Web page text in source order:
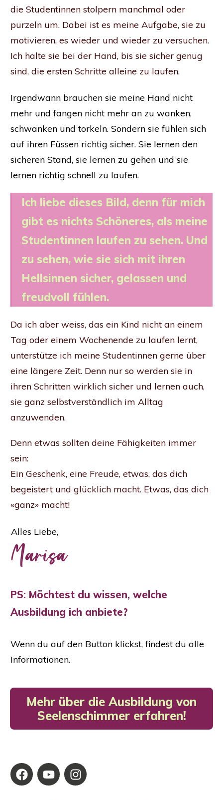
die Studentinnen stolpern manchmal oder
purzeln um. Dabei ist es meine Aufgabe, sie zu
motivieren, es wieder und wieder zu versuchen.
Ich halte sie bei der Hand, bis sie sicher genug
sind, die ersten Schritte alleine zu laufen.
Irgendwann brauchen sie meine Hand nicht
mehr und fangen nicht mehr an zu wanken,
schwanken und torkeln. Sondern sie fühlen sich
auf ihren Füssen richtig sicher. Sie lernen den
sicheren Stand, sie lernen zu gehen und sie
lernen richtig schnell zu laufen.
Ich liebe dieses Bild, denn für mich
gibt es nichts Schöneres, als meine
Studentinnen laufen zu sehen. Und
zu sehen, wie sie sich mit ihren
Hellsinnen sicher, gelassen und
freudvoll fühlen.
Da ich aber weiss, das ein Kind nicht an einem
Tag oder einem Wochenende zu laufen lernt,
unterstütze ich meine Studentinnen gerne über
eine längere Zeit. Denn nur so werden sie in
ihren Schritten wirklich sicher und lernen auch,
sie ganz selbstverständlich im Alltag
anzuwenden.
Denn etwas sollten deine Fähigkeiten immer
sein:
Ein Geschenk, eine Freude, etwas, das dich
begeistert und glücklich macht. Etwas, das dich
«ganz» macht!
Alles Liebe,
Marisa
PS: Möchtest du wissen, welche
Ausbildung ich anbiete?
Wenn du auf den Button klickst, findest du alle
Informationen.
Mehr über die Ausbildung von
Seelenschimmer erfahren!